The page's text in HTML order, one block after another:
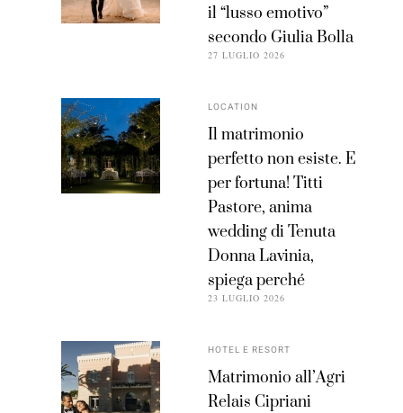
il “lusso emotivo”
secondo Giulia Bolla
27 LUGLIO 2026
LOCATION
Il matrimonio
perfetto non esiste. E
per fortuna! Titti
Pastore, anima
wedding di Tenuta
Donna Lavinia,
spiega perché
23 LUGLIO 2026
HOTEL E RESORT
Matrimonio all’Agri
Relais Cipriani